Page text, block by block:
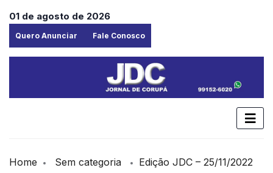
01 de agosto de 2026
Quero Anunciar Fale Conosco
Home Sem categoria Edição JDC – 25/11/2022